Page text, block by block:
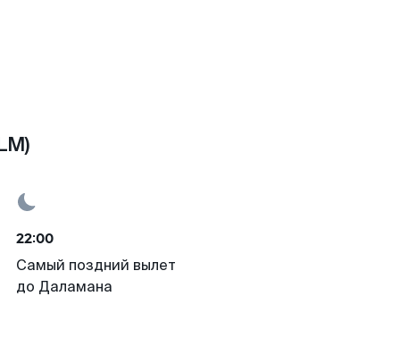
22:00
Самый поздний вылет
до Даламана